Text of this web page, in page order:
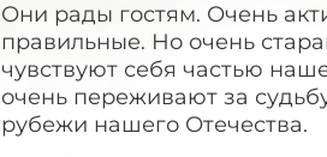
Они рады гостям. Очень
правильные. Но очень
чувствуют себя частью
очень переживают за
рубежи нашего Отечества.